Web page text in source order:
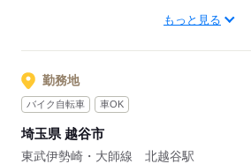
ご応募・ご相談のみ歓迎です。
※駐車場をご希望の方はご相談ください
年末年始手当も支給中です！
応募する
もっと見る
勤務地
バイク自転車 車OK
埼玉県 越谷市
東武伊勢崎・大師線 北越谷駅